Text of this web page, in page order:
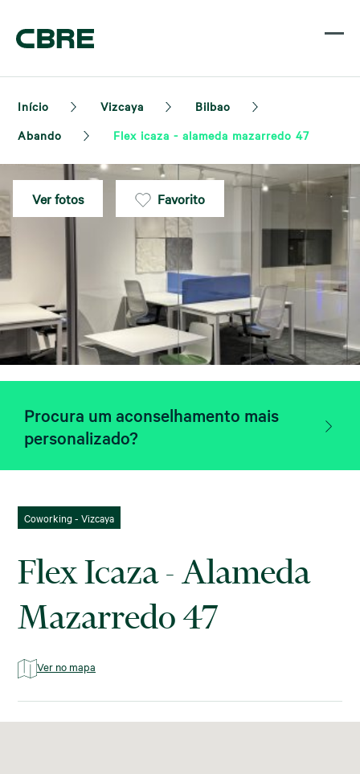
Início Vizcaya
Bilbao
Abando
Flex icaza - alameda mazarredo 47
Ver fotos Favorito
Procura um aconselhamento mais
personalizado?
Coworking - Vizcaya
Flex Icaza - Alameda
Mazarredo 47
Ver no mapa